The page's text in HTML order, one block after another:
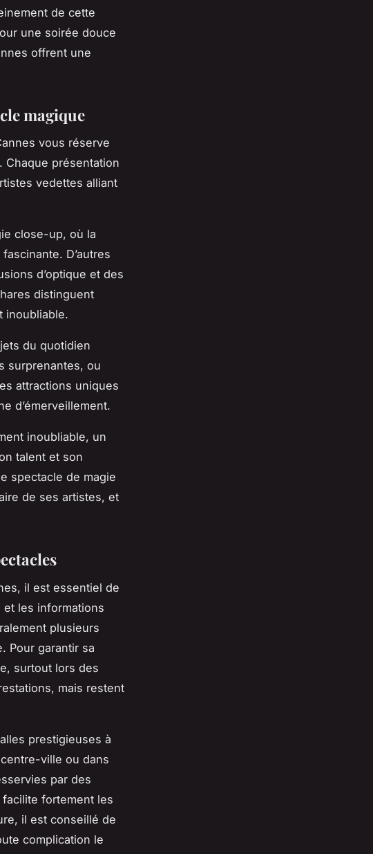
de cette
une soirée douce
offrent une
magique
vous réserve
Chaque présentation
vedettes alliant
close-up, où la
D’autres
d’optique et des
distinguent
inoubliable.
du quotidien
surprenantes, ou
attractions uniques
d’émerveillement.
inoubliable, un
talent et son
spectacle de magie
de ses artistes, et
il est essentiel de
et les informations
plusieurs
Pour garantir sa
surtout lors des
mais restent
prestigieuses à
ville ou dans
par des
fortement les
il est conseillé de
complication le